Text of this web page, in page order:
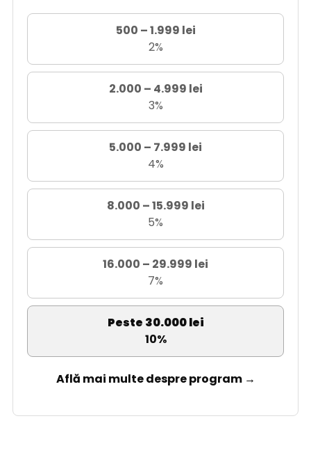
500 – 1.999 lei
2%
2.000 – 4.999 lei
3%
5.000 – 7.999 lei
4%
8.000 – 15.999 lei
5%
16.000 – 29.999 lei
7%
Peste 30.000 lei
10%
Află mai multe despre program →